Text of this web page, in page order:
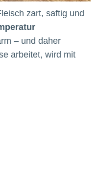
zart, saftig und
– und daher
arbeitet, wird mit